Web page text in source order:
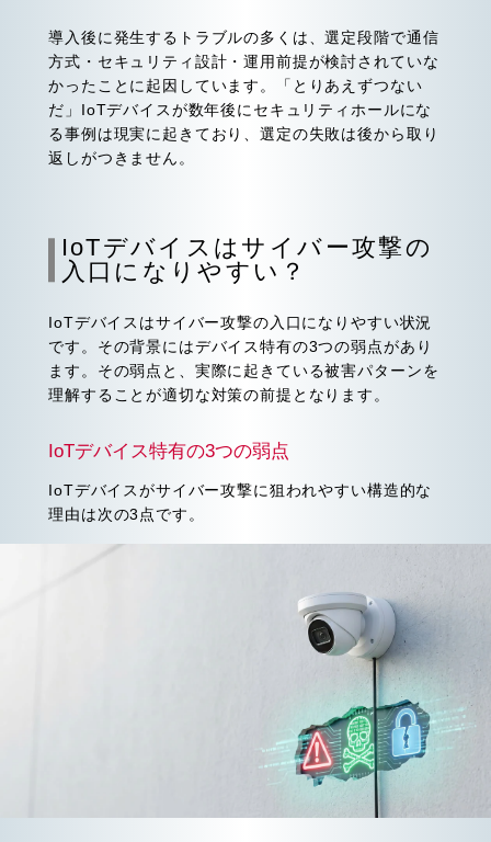
導入後に発生するトラブルの多くは、選定段階で通信
方式・セキュリティ設計・運用前提が検討されていな
かったことに起因しています。「とりあえずつない
だ」IoTデバイスが数年後にセキュリティホールにな
る事例は現実に起きており、選定の失敗は後から取り
返しがつきません。
IoTデバイスはサイバー攻撃の
入口になりやすい？
IoTデバイスはサイバー攻撃の入口になりやすい状況
です。その背景にはデバイス特有の3つの弱点があり
ます。その弱点と、実際に起きている被害パターンを
理解することが適切な対策の前提となります。
IoTデバイス特有の3つの弱点
IoTデバイスがサイバー攻撃に狙われやすい構造的な
理由は次の3点です。